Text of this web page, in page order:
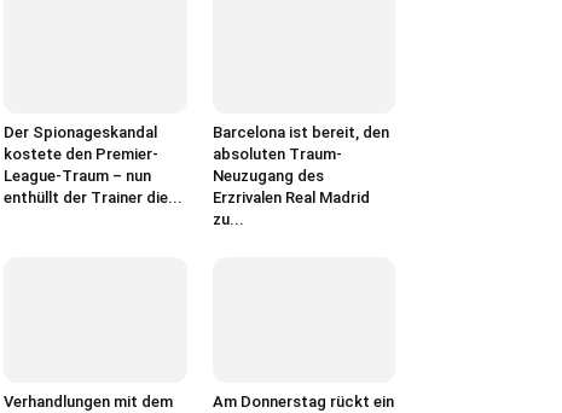
Der Spionageskandal
kostete den Premier-
League-Traum – nun
enthüllt der Trainer die...
Barcelona ist bereit, den
absoluten Traum-
Neuzugang des
Erzrivalen Real Madrid
zu...
Verhandlungen mit dem
Am Donnerstag rückt ein